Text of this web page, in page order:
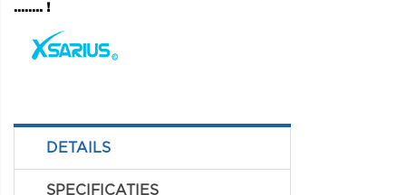
…….. !
DETAILS
SPECIFICATIES